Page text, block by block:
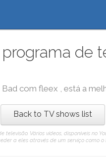
de
Badcom fleex , está a
Back to TV shows list
Vários vídeos, disponíveis no
a eles através de um serviço como